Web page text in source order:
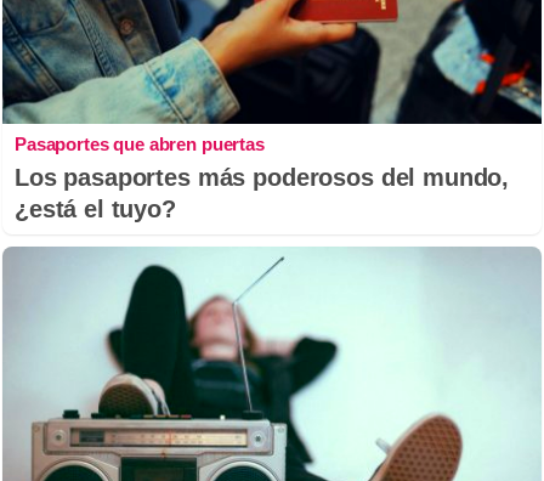
Pasaportes que abren puertas
Los pasaportes más poderosos del mundo,
¿está el tuyo?